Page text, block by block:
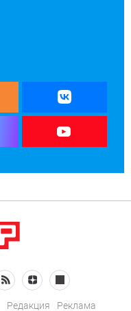
Редакция Реклама